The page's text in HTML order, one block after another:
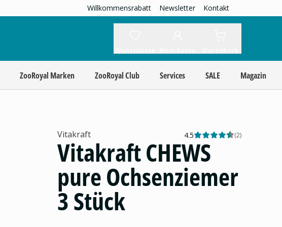
Willkommensrabatt Newsletter Kontakt
ZooRoyal Marken ZooRoyal Club Services SALE Magazin
Vitakraft 4.5 (2)
Vitakraft CHEWS
pure Ochsenziemer
3 Stück